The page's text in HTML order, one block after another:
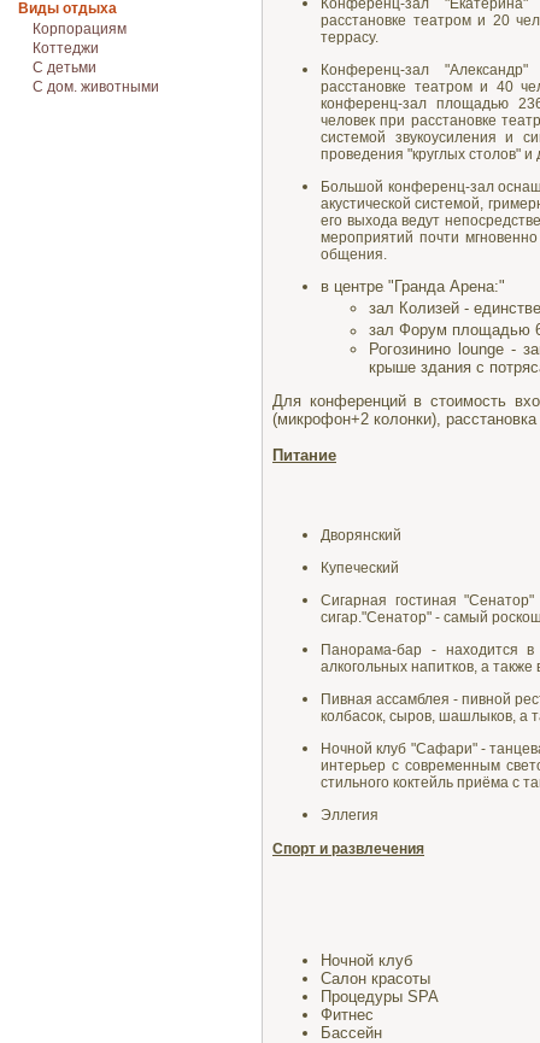
Виды отдыха
Корпорациям
Коттеджи
С детьми
С дом. животными
Конференц-зал
расстановке театром и 20
террасу.
Конференц-зал
расстановке театром и 40
конференц-зал площадью
человек при расстановке
системой звукоусиления и
проведения "круглых столов"
Большой конференц-зал
акустической системой,
его выхода ведут
мероприятий почти
общения.
в центре "Гранда Арена:"
зал Колизей -
зал Форум площадью
Рогозинино lounge -
крыше здания с
Для конференций в стоимость
(микрофон+2 колонки),
Питание
Дворянский
Купеческий
Сигарная гостиная
сигар."Сенатор" - самый
Панорама-бар - находится в
алкогольных напитков, а
Пивная ассамблея - пивной
колбасок, сыров, шашлыков, а
Ночной клуб "Сафари" -
интерьер с современным
стильного коктейль приёма с
Эллегия
Спорт и развлечения
Ночной клуб
Салон красоты
Процедуры SPA
Фитнес
Бассейн